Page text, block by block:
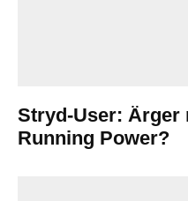
Stryd-User: Ärger
Running Power?